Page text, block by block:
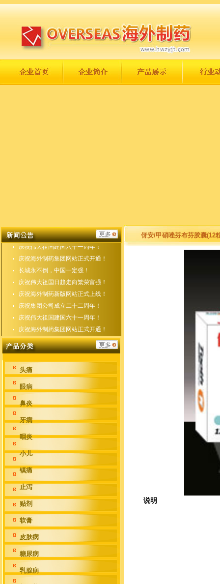
庆祝集团公司成立二十二周年！
庆祝伟大祖国建国六十一周年！
庆祝海外制药集团网站正式开通！
长城永不倒，中国一定强！
庆祝伟大祖国日趋走向繁荣富强！
庆祝海外制药新版网站正式上线！
庆祝集团公司成立二十二周年！
庆祝伟大祖国建国六十一周年！
庆祝海外制药集团网站正式开通！
头痛
眼病
鼻炎
牙病
咽炎
小儿
镇痛
止泻
贴剂
软膏
皮肤病
糖尿病
乳腺病
伢安/甲硝唑芬布芬胶囊(12
说明